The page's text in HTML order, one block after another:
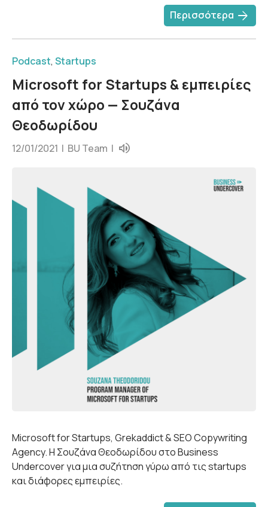
Περισσότερα arrow_forward
Podcast, Startups
Microsoft for Startups & εμπειρίες
από τον χώρο — Σουζάνα
Θεοδωρίδου
12/01/2021 | BU Team |
Microsoft for Startups, Grekaddict & SEO Copywriting
Agency. Η Σουζάνα Θεοδωρίδου στο Business
Undercover για μια συζήτηση γύρω από τις startups
και διάφορες εμπειρίες.